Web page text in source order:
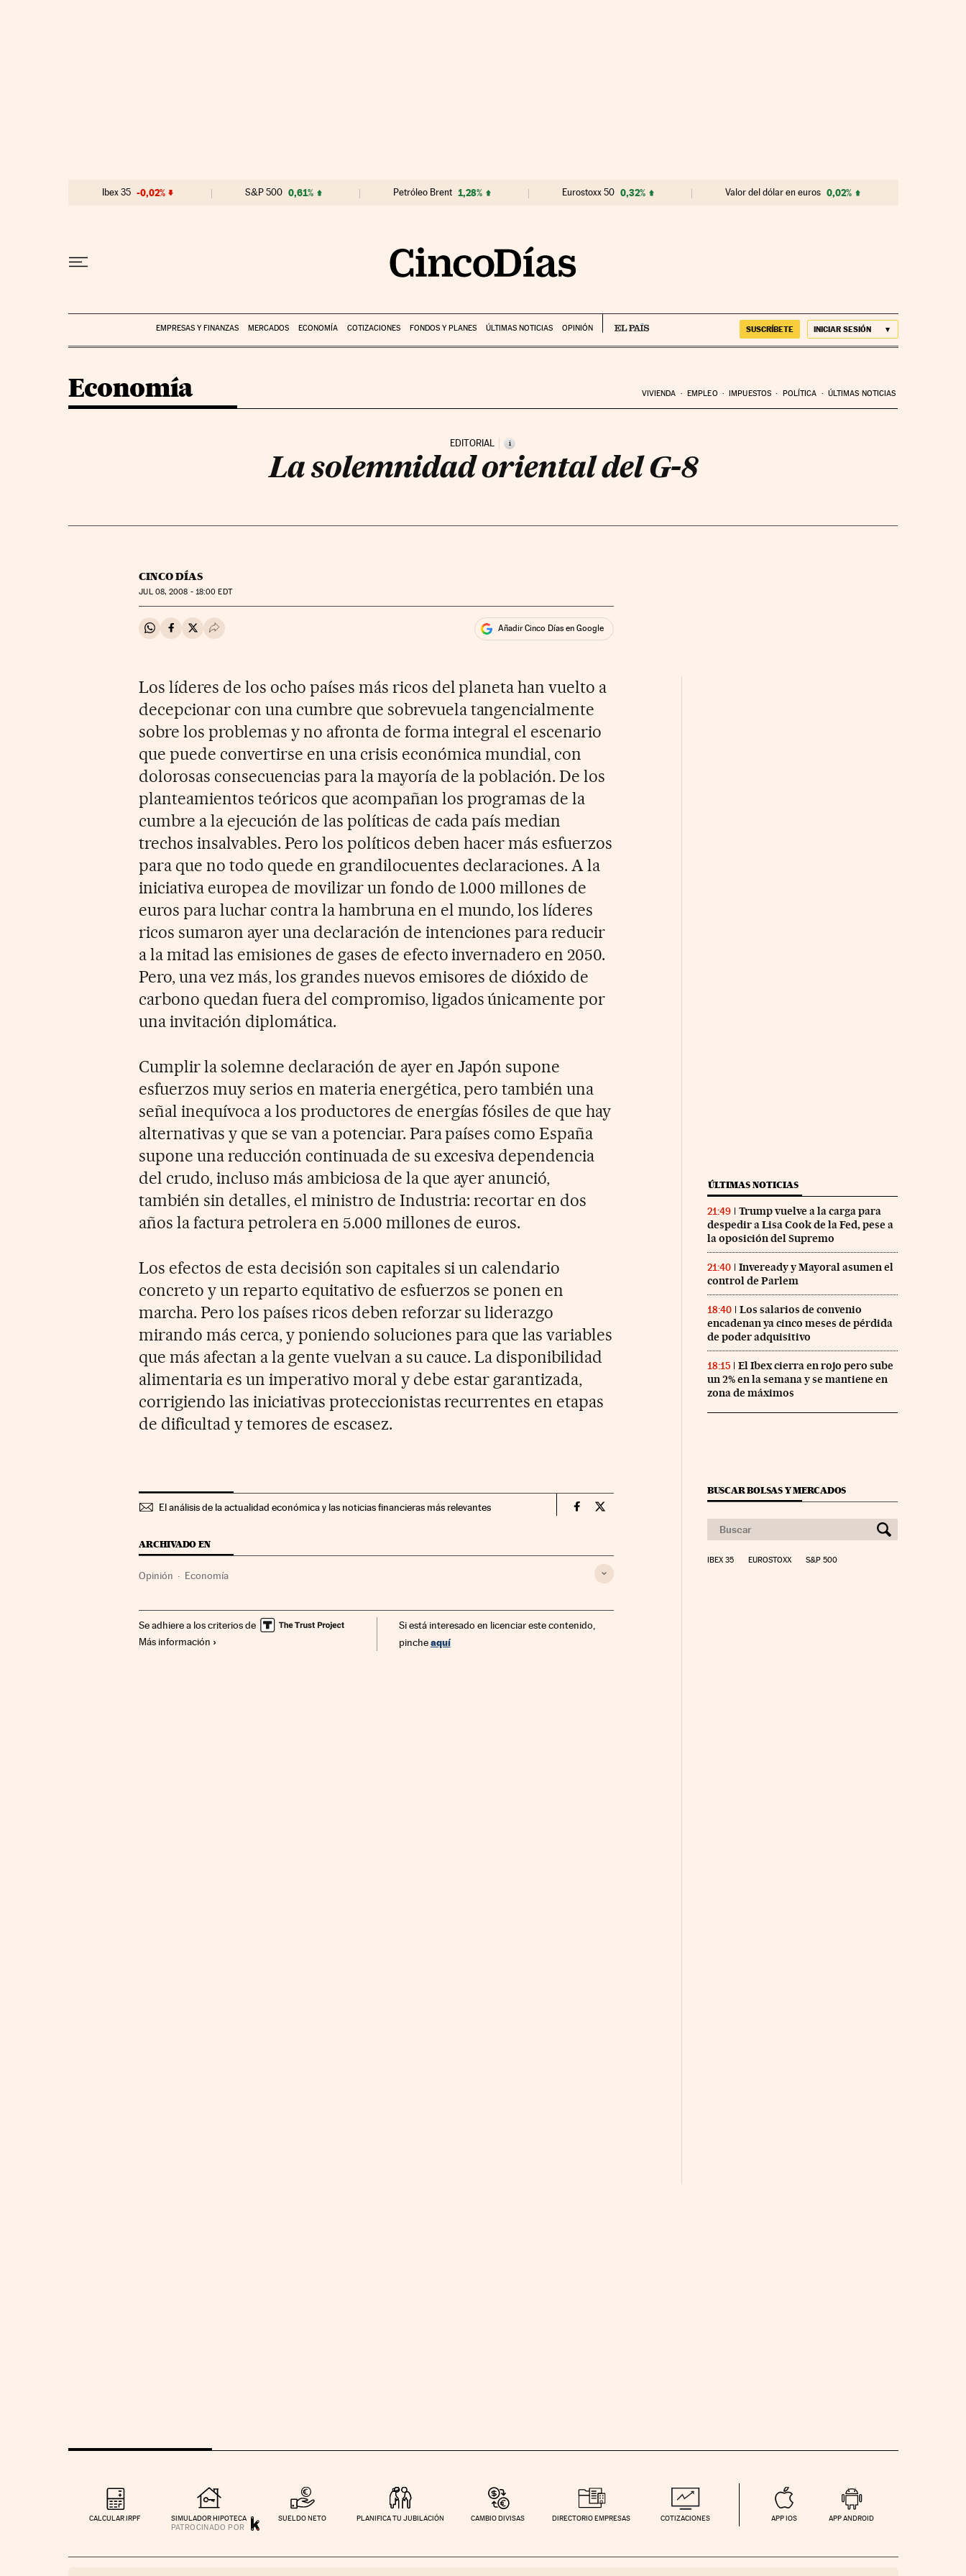
Ibex 35 -0,02% S&P 500 0,61% Petróleo Brent 1,28% Eurostoxx 50 0,32% Valor del dólar en euros 0,02%
EMPRESAS Y FINANZAS MERCADOS ECONOMÍA COTIZACIONES FONDOS Y PLANES ÚLTIMAS NOTICIAS OPINIÓN SUSCRÍBETE INICIAR SESIÓN
Economía VIVIENDA EMPLEO IMPUESTOS POLÍTICA ÚLTIMAS NOTICIAS
EDITORIAL i
La solemnidad oriental del G-8
CINCO DÍAS
JUL 08, 2008 - 18:00 EDT
Compartir en Whatsapp
Compartir en Facebook
Compartir en Twitter
Desplegar Redes Sociales Añadir Cinco Días en Google
Los líderes de los ocho países más ricos del planeta han vuelto a
decepcionar con una cumbre que sobrevuela tangencialmente
sobre los problemas y no afronta de forma integral el escenario
que puede convertirse en una crisis económica mundial, con
dolorosas consecuencias para la mayoría de la población. De los
planteamientos teóricos que acompañan los programas de la
cumbre a la ejecución de las políticas de cada país median
trechos insalvables. Pero los políticos deben hacer más esfuerzos
para que no todo quede en grandilocuentes declaraciones. A la
iniciativa europea de movilizar un fondo de 1.000 millones de
euros para luchar contra la hambruna en el mundo, los líderes
ricos sumaron ayer una declaración de intenciones para reducir
a la mitad las emisiones de gases de efecto invernadero en 2050.
Pero, una vez más, los grandes nuevos emisores de dióxido de
carbono quedan fuera del compromiso, ligados únicamente por
una invitación diplomática.
Cumplir la solemne declaración de ayer en Japón supone
esfuerzos muy serios en materia energética, pero también una
señal inequívoca a los productores de energías fósiles de que hay
alternativas y que se van a potenciar. Para países como España
supone una reducción continuada de su excesiva dependencia
del crudo, incluso más ambiciosa de la que ayer anunció,
también sin detalles, el ministro de Industria: recortar en dos
años la factura petrolera en 5.000 millones de euros.
Los efectos de esta decisión son capitales si un calendario
concreto y un reparto equitativo de esfuerzos se ponen en
marcha. Pero los países ricos deben reforzar su liderazgo
mirando más cerca, y poniendo soluciones para que las variables
que más afectan a la gente vuelvan a su cauce. La disponibilidad
alimentaria es un imperativo moral y debe estar garantizada,
corrigiendo las iniciativas proteccionistas recurrentes en etapas
de dificultad y temores de escasez.
El análisis de la actualidad económica y las noticias financieras más relevantes Economia Cinco Días en Facebook
Economia Cinco Días en Twitter
ARCHIVADO EN
Opinión Economía
Se adhiere a los criterios de
Más información
Si está interesado en licenciar este contenido,
pincheaquí
ÚLTIMAS NOTICIAS
21:49
Trump vuelve a la carga para
despedir a Lisa Cook de la Fed, pese a
la oposición del Supremo
21:40
Inveready y Mayoral asumen el
control de Parlem
18:40
Los salarios de convenio
encadenan ya cinco meses de pérdida
de poder adquisitivo
18:15
El Ibex cierra en rojo pero sube
un 2% en la semana y se mantiene en
zona de máximos
BUSCAR BOLSAS Y MERCADOS
IBEX 35 EUROSTOXX S&P 500
CALCULAR IRPF SIMULADOR HIPOTECA SUELDO NETO PLANIFICA TU JUBILACIÓN CAMBIO DIVISAS DIRECTORIO EMPRESAS COTIZACIONES APP IOS APP ANDROID